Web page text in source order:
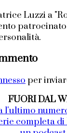
Luzzi a
per
FUORI DAL